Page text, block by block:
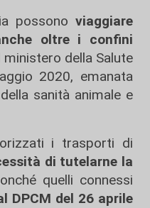
possono viaggiare
oltre i confini
della Salute
2020, emanata
sanità animale e
i trasporti di
di tutelarne la
quelli connessi
DPCM del 26 aprile